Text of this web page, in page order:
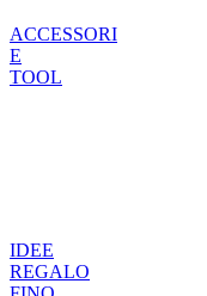
ACCESSORI
E
TOOL
IDEE
REGALO